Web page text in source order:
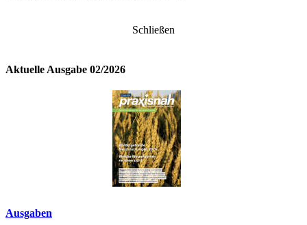
Schließen
Aktuelle Ausgabe 02/2026
Ausgaben